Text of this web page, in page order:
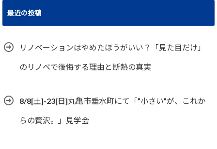
最近の投稿
リノベーションはやめたほうがいい？「見た目だけ」
のリノベで後悔する理由と断熱の真実
8/8[土]-23[日]丸亀市垂水町にて「”小さい”が、これか
らの贅沢。」見学会